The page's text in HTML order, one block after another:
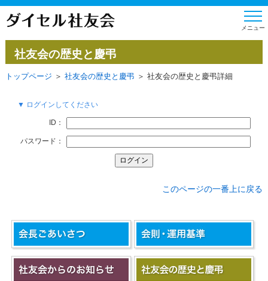
社友会の歴史と慶弔
トップページ ＞ 社友会の歴史と慶弔 ＞ 社友会の歴史と慶弔詳細
▼ ログインしてください
ID：
パスワード：
このページの一番上に戻る